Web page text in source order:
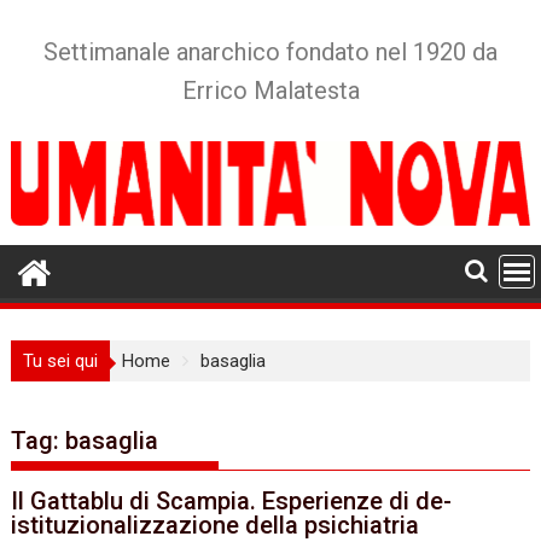
Settimanale anarchico fondato nel 1920 da
Errico Malatesta
Tu sei qui Home basaglia
Tag: basaglia
Il Gattablu di Scampia. Esperienze di de-
istituzionalizzazione della psichiatria